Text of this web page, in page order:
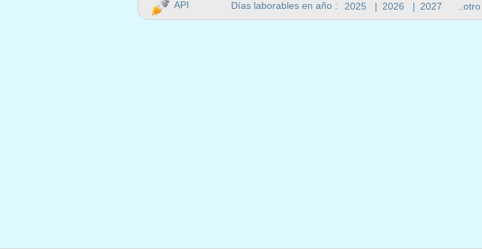
Días laborables en año : 2025 | 2026 | 2027
API